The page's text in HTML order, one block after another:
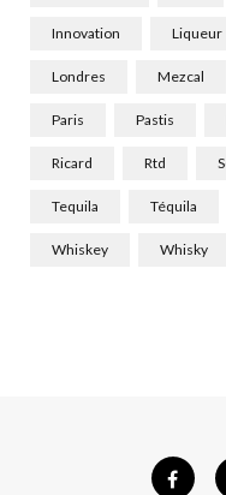
Innovation Liqueur
Londres Mezcal
Paris Pastis
Ricard Rtd
Tequila Téquila
Whiskey Whisky